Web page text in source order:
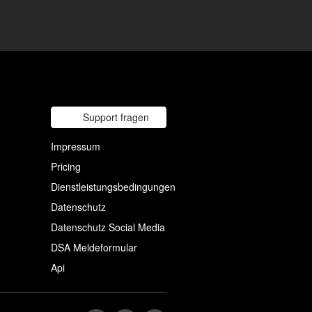
Support fragen
Impressum
Pricing
Dienstleistungsbedingungen
Datenschutz
Datenschutz Social Media
DSA Meldeformular
Api